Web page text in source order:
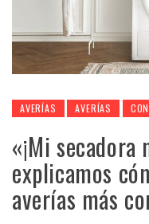
AVERÍAS AVERÍAS
«¡Mi secadora
explicamos
averías más